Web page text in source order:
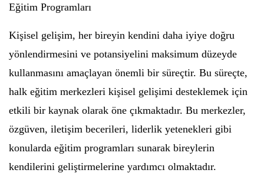
Eğitim Programları
Kişisel gelişim, her bireyin kendini daha iyiye doğru
yönlendirmesini ve potansiyelini maksimum düzeyde
kullanmasını amaçlayan önemli bir süreçtir. Bu süreçte,
halk eğitim merkezleri kişisel gelişimi desteklemek için
etkili bir kaynak olarak öne çıkmaktadır. Bu merkezler,
özgüven, iletişim becerileri, liderlik yetenekleri gibi
konularda eğitim programları sunarak bireylerin
kendilerini geliştirmelerine yardımcı olmaktadır.